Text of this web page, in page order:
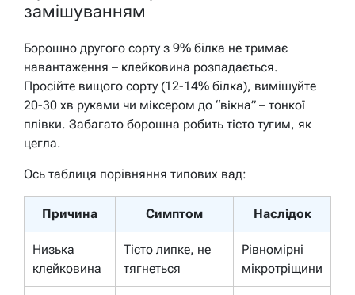
замішуванням
Борошно другого сорту з 9% білка не тримає
навантаження – клейковина розпадається.
Просійте вищого сорту (12-14% білка), вимішуйте
20-30 хв руками чи міксером до “вікна” – тонкої
плівки. Забагато борошна робить тісто тугим, як
цегла.
Ось таблиця порівняння типових вад:
Причина Симптом Наслідок
Низька
клейковина
Тісто липке, не
тягнеться
Рівномірні
мікротріщини